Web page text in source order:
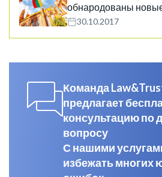
обнародованы
30.10.2017
Команда
предлагает
консультацию по
вопросу
С нашими
избежать многих